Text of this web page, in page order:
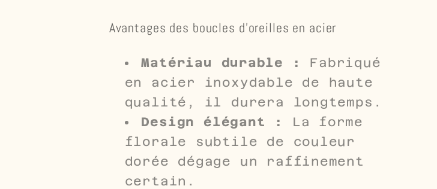
Avantages des boucles d'oreilles en acier
Matériau durable :
Fabriqué
en acier inoxydable de haute
qualité, il durera longtemps.
Design élégant :
La forme
florale subtile de couleur
dorée dégage un raffinement
certain.